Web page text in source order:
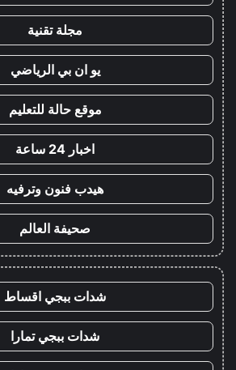
مجلة تقنية
يو ان بي الرياضي
موقع حالة للتعليم
اخبار 24 ساعة
هيدب فنون وترفيه
صحيفة العالم
شدات ببجي اقساط
شدات ببجي تمارا